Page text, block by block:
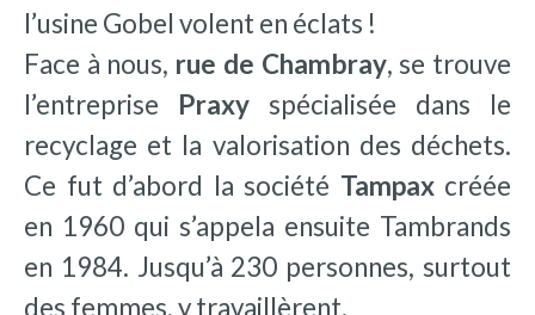
l’usine Gobel volent en éclats !
Face à nous, rue de Chambray, se trouve
l’entreprise Praxy spécialisée dans le
recyclage et la valorisation des déchets.
Ce fut d’abord la société Tampaxcréée
en 1960 qui s’appela ensuite Tambrands
en 1984. Jusqu’à 230 personnes, surtout
des femmes, y travaillèrent.